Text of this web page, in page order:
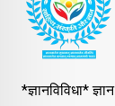
*ज्ञानविविधा*